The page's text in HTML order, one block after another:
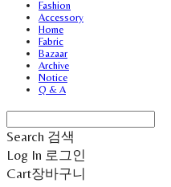
Fashion
Accessory
Home
Fabric
Bazaar
Archive
Notice
Q & A
Search 검색
Log In 로그인
Cart장바구니